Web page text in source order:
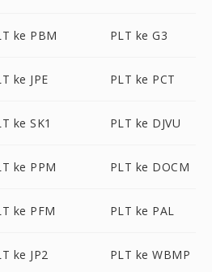
ke PBM PLT ke G3
ke JPE PLT ke PCT
ke SK1 PLT ke DJVU
ke PPM PLT ke DOCM
ke PFM PLT ke PAL
ke JP2 PLT ke WBMP